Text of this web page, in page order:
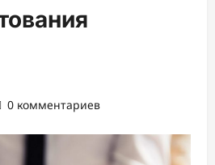
0 комментариев